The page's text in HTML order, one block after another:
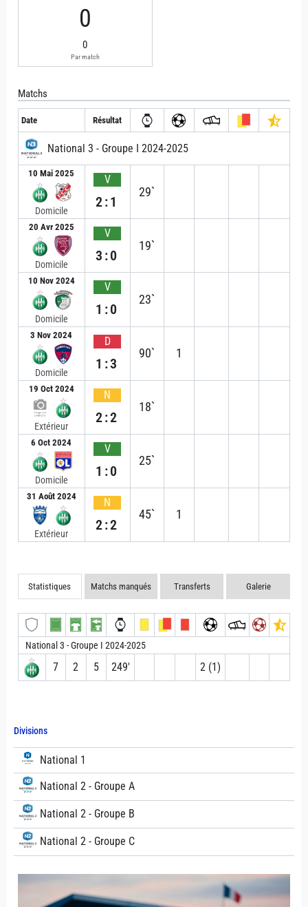
Divisions
National 1
National 2 - Groupe A
National 2 - Groupe B
National 2 - Groupe C
0
0
Par match
Matchs
Date Résultat
National 3 - Groupe I 2024-2025
10 Mai 2025
Domicile
V
2:1
29`
20 Avr 2025
Domicile
V
3:0
19`
10 Nov 2024
Domicile
V
1:0
23`
3 Nov 2024
Domicile
D
1:3
90` 1
19 Oct 2024
Extérieur
N
2:2
18`
6 Oct 2024
Domicile
V
1:0
25`
31 Août 2024
Extérieur
N
2:2
45` 1
Statistiques Matchs manqués Transferts Galerie
National 3 - Groupe I 2024-2025
7 2 5 249′ 2 (1)